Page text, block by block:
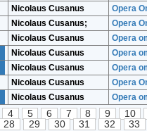
Nicolaus Cusanus Opera
Nicolaus Cusanus; Opera
Nicolaus Cusanus Opera
Nicolaus Cusanus Opera
Nicolaus Cusanus Opera
Nicolaus Cusanus Opera
Nicolaus Cusanus Opera
4 5 6 7 8 9
10
28 29 30 31 32 33